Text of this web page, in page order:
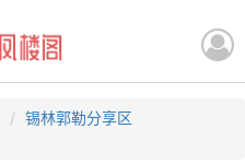
锡林郭勒分享区